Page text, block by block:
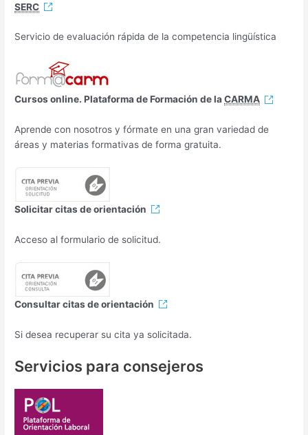
SERC
Servicio de evaluación rápida de la competencia lingüística
Cursos online. Plataforma de Formación de laCARMA
Aprende con nosotros y fórmate en una gran variedad de
áreas y materias formativas de forma gratuita.
Solicitar citas de orientación
Acceso al formulario de solicitud.
Consultar citas de orientación
Si desea recuperar su cita ya solicitada.
Servicios para consejeros